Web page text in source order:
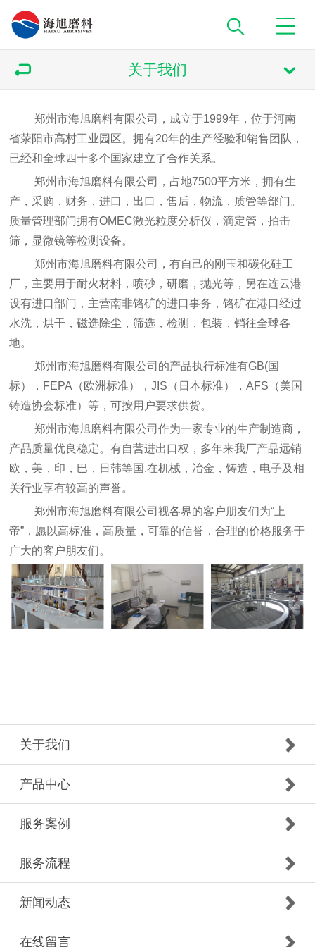
关于我们
郑州市海旭磨料有限公司，成立于1999年，位于河南
省荥阳市高村工业园区。拥有20年的生产经验和销售团队，
已经和全球四十多个国家建立了合作关系。
郑州市海旭磨料有限公司，占地7500平方米，拥有生
产，采购，财务，进口，出口，售后，物流，质管等部门。
质量管理部门拥有OMEC激光粒度分析仪，滴定管，拍击
筛，显微镜等检测设备。
郑州市海旭磨料有限公司，有自己的刚玉和碳化硅工
厂，主要用于耐火材料，喷砂，研磨，抛光等，另在连云港
设有进口部门，主营南非铬矿的进口事务，铬矿在港口经过
水洗，烘干，磁选除尘，筛选，检测，包装，销往全球各
地。
郑州市海旭磨料有限公司的产品执行标准有GB(国
标），FEPA（欧洲标准），JIS（日本标准），AFS（美国
铸造协会标准）等，可按用户要求供货。
郑州市海旭磨料有限公司作为一家专业的生产制造商，
产品质量优良稳定。有自营进出口权，多年来我厂产品远销
欧，美，印，巴，日韩等国.在机械，冶金，铸造，电子及相
关行业享有较高的声誉。
郑州市海旭磨料有限公司视各界的客户朋友们为“上
帝”，愿以高标准，高质量，可靠的信誉，合理的价格服务于
广大的客户朋友们。
关于我们
产品中心
服务案例
服务流程
新闻动态
在线留言